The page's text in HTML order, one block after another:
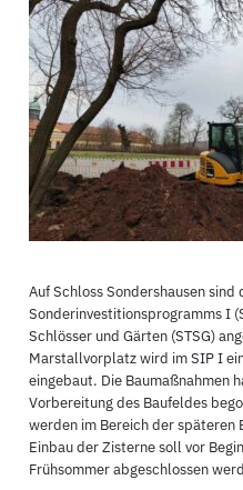
Auf Schloss Sondershausen
Sonderinvestitionsprogramms I
Schlösser und Gärten (STSG)
Marstallvorplatz wird im SIP I
eingebaut. Die Baumaßnahmen
Vorbereitung des Baufeldes
werden im Bereich der späteren
Einbau der Zisterne soll vor
Frühsommer abgeschlossen